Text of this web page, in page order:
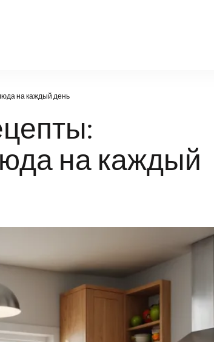
на каждый день
на каждый